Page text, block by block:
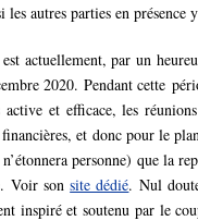
autres parties en présence
est actuellement, par un
2020. Pendant cette
active et efficace, les
et donc pour le
personne) que la
Voir sonsite dédié. Nul
inspiré et soutenu par le